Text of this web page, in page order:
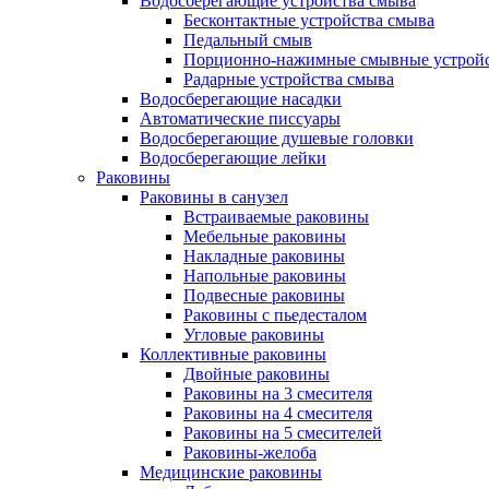
Бесконтактные устройства смыва
Педальный смыв
Порционно-нажимные смывные
Радарные устройства смыва
Водосберегающие насадки
Автоматические писсуары
Водосберегающие душевые головки
Водосберегающие лейки
Раковины
Раковины в санузел
Встраиваемые раковины
Мебельные раковины
Накладные раковины
Напольные раковины
Подвесные раковины
Раковины с пьедесталом
Угловые раковины
Коллективные раковины
Двойные раковины
Раковины на 3 смесителя
Раковины на 4 смесителя
Раковины на 5 смесителей
Раковины-желоба
Медицинские раковины